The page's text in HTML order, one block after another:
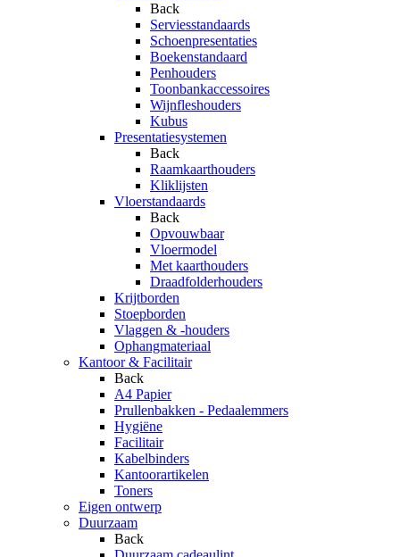
Back
Serviesstandaards
Schoenpresentaties
Boekenstandaard
Penhouders
Toonbankaccessoires
Wijnfleshouders
Kubus
Presentatiesystemen
Back
Raamkaarthouders
Kliklijsten
Vloerstandaards
Back
Opvouwbaar
Vloermodel
Met kaarthouders
Draadfolderhouders
Krijtborden
Stoepborden
Vlaggen & -houders
Ophangmateriaal
Kantoor & Facilitair
Back
A4 Papier
Prullenbakken - Pedaalemmers
Hygiëne
Facilitair
Kabelbinders
Kantoorartikelen
Toners
Eigen ontwerp
Duurzaam
Back